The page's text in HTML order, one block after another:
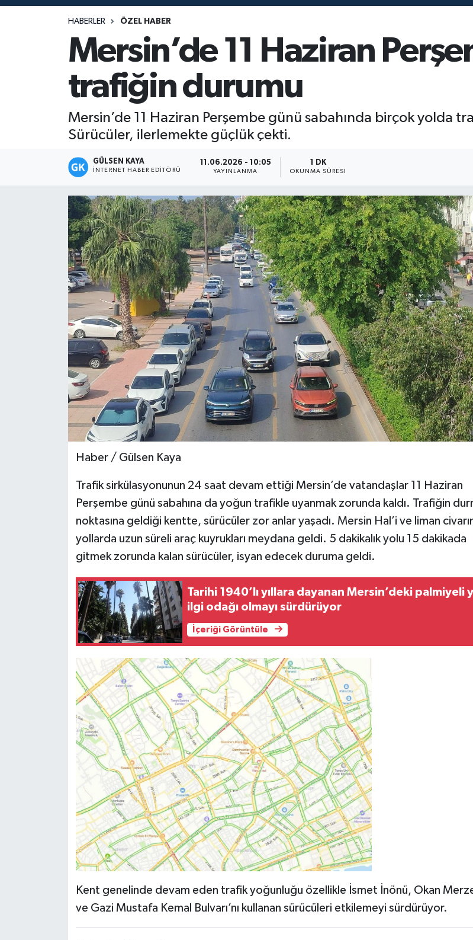
HABERLER ÖZEL HABER
Mersin’de 11 Haziran
trafiğin durumu
Mersin’de 11 Haziran Perşembe günü sabahında birçok yolda
Sürücüler, ilerlemekte güçlük çekti.
GÜLSEN KAYA
İNTERNET HABER EDITÖRÜ
11.06.2026 - 10:05
YAYINLANMA
1 DK
OKUNMA SÜRESI
Haber / Gülsen Kaya
Trafik sirkülasyonunun 24 saat devam ettiği Mersin’de vatandaşlar 11 Haziran
Perşembe günü sabahına da yoğun trafikle uyanmak zorunda kaldı. Trafiğin
noktasına geldiği kentte, sürücüler zor anlar yaşadı. Mersin Hal’i ve liman
yollarda uzun süreli araç kuyrukları meydana geldi. 5 dakikalık yolu 15 dakikada
gitmek zorunda kalan sürücüler, isyan edecek duruma geldi.
Tarihi 1940’lı yıllara dayanan Mersin’deki palmiyeli
ilgi odağı olmayı sürdürüyor
İçeriği Görüntüle
Kent genelinde devam eden trafik yoğunluğu özellikle İsmet İnönü, Okan
ve Gazi Mustafa Kemal Bulvarı’nı kullanan sürücüleri etkilemeyi sürdürüyor.
Magazin
Mersin Tarihi
Özel Haber
Politika
Resmi İlan
Sürmanşet
Teknoloji